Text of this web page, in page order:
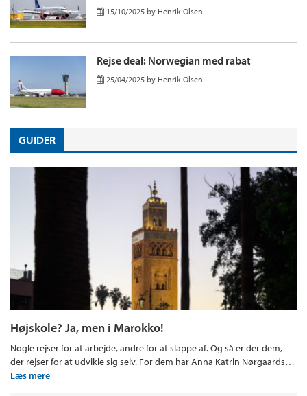
15/10/2025 by Henrik Olsen
Rejse deal: Norwegian med rabat
25/04/2025 by Henrik Olsen
GUIDER
Højskole? Ja, men i Marokko!
Nogle rejser for at arbejde, andre for at slappe af. Og så er der dem,
der rejser for at udvikle sig selv. For dem har Anna Katrin Nørgaards…
Læs mere